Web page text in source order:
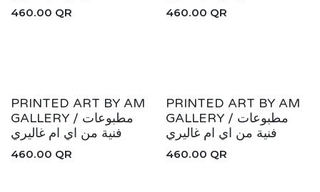
460.00 QR 460.00 QR
New!
PRINTED ART BY AM
GALLERY / مطبوعات
فنية من اي ام غاليري
460.00 QR
New!
PRINTED ART BY AM
GALLERY / مطبوعات
فنية من اي ام غاليري
460.00 QR